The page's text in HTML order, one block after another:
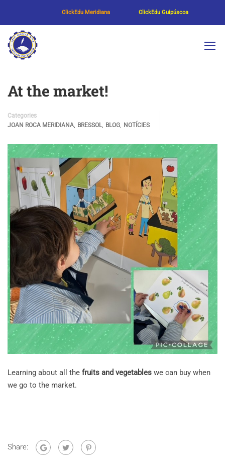
ClickEdu Meridiana ClickEdu Guipúscoa
At the market!
Categories
JOAN ROCA MERIDIANA, BRESSOL, BLOG, NOTÍCIES
Learning about all the fruits and vegetables we can buy when
we go to the market.
Share: